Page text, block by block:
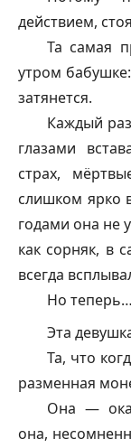
действием,
Та самая
утром
затянется.
Каждый
глазами
страх,
слишком ярко
годами она не
как сорняк, в
всегда
Но теперь…
Эта
Та, что
разменная
Она —
она,